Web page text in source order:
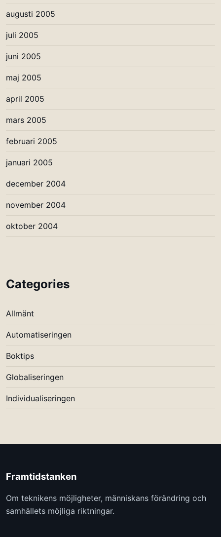
augusti 2005
juli 2005
juni 2005
maj 2005
april 2005
mars 2005
februari 2005
januari 2005
december 2004
november 2004
oktober 2004
Categories
Allmänt
Automatiseringen
Boktips
Globaliseringen
Individualiseringen
Framtidstanken
Om teknikens möjligheter, människans förändring och
samhällets möjliga riktningar.